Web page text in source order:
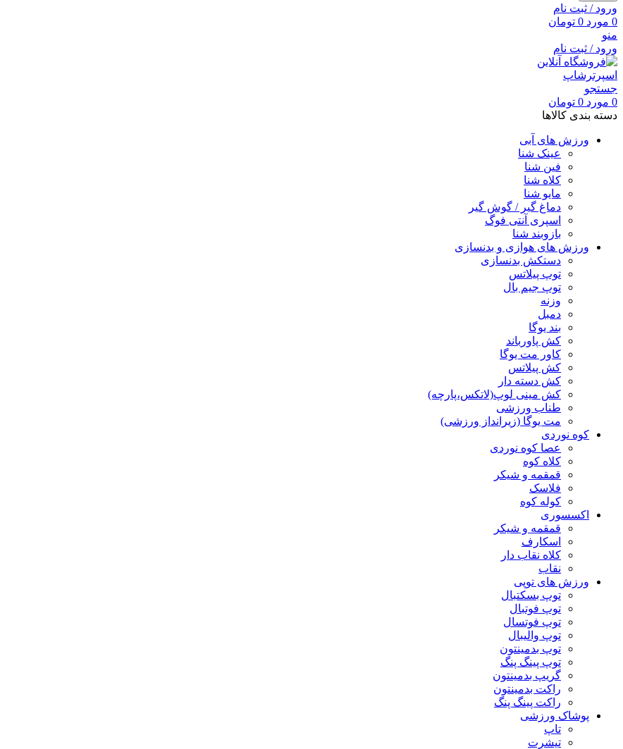
ورود / ثبت نام
0 مورد 0 تومان
منو
ورود / ثبت نام
جستجو
0 مورد 0 تومان
دسته بندی کالاها
ورزش های آبی
عینک شنا
فین شنا
کلاه شنا
مایو شنا
دماغ گیر / گوش گیر
اسپری آنتی فوگ
بازوبند شنا
ورزش های هوازی و بدنسازی
دستکش بدنسازی
توپ پیلاتس
توپ جیم بال
وزنه
دمبل
بند یوگا
کش پاورباند
کاور مت یوگا
کش پیلاتس
کش دسته دار
کش مینی لوپ(لاتکس،پارچه)
طناب ورزشی
مت یوگا (زیرانداز ورزشی)
کوه نوردی
عصا کوه نوردی
کلاه کوه
قمقمه و شیکر
فلاسک
کوله کوه
اکسسوری
قمقمه و شیکر
اسکارف
کلاه نقاب دار
نقاب
ورزش های توپی
توپ بسکتبال
توپ فوتبال
توپ فوتسال
توپ والیبال
توپ بدمینتون
توپ پینگ پنگ
گریپ بدمینتون
راکت بدمینتون
راکت پینگ پنگ
پوشاک ورزشی
تاپ
تیشرت